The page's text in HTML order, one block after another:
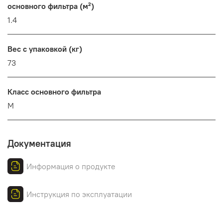
основного фильтра (м²)
1.4
Вес с упаковкой (кг)
73
Класс основного фильтра
M
Документация
Информация о продукте
Инструкция по эксплуатации